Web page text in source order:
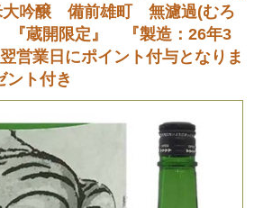
吟醸 備前雄町 無濾過(むろ
蔵開限定』 『製造：26年3
営業日にポイント付与となりま
ト付き